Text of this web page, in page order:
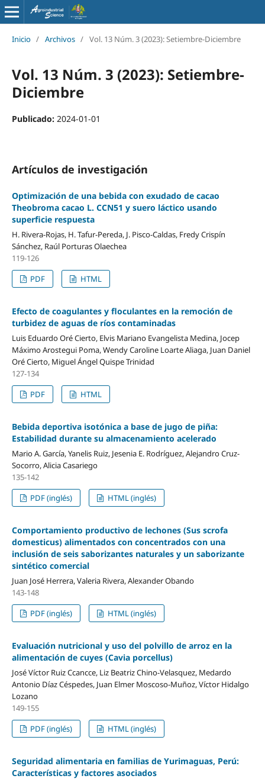
Inicio / Archivos / Vol. 13 Núm. 3 (2023): Setiembre-Diciembre
Vol. 13 Núm. 3 (2023): Setiembre-
Diciembre
Publicado: 2024-01-01
Artículos de investigación
Optimización de una bebida con exudado de cacao
Theobroma cacao L. CCN51 y suero láctico usando
superficie respuesta
H. Rivera-Rojas, H. Tafur-Pereda, J. Pisco-Caldas, Fredy Crispín
Sánchez, Raúl Porturas Olaechea
119-126
PDF
HTML
Efecto de coagulantes y floculantes en la remoción de
turbidez de aguas de ríos contaminadas
Luis Eduardo Oré Cierto, Elvis Mariano Evangelista Medina, Jocep
Máximo Arostegui Poma, Wendy Caroline Loarte Aliaga, Juan Daniel
Oré Cierto, Miguel Ángel Quispe Trinidad
127-134
PDF
HTML
Bebida deportiva isotónica a base de jugo de piña:
Estabilidad durante su almacenamiento acelerado
Mario A. García, Yanelis Ruiz, Jesenia E. Rodríguez, Alejandro Cruz-
Socorro, Alicia Casariego
135-142
PDF (inglés)
HTML (inglés)
Comportamiento productivo de lechones (Sus scrofa
domesticus) alimentados con concentrados con una
inclusión de seis saborizantes naturales y un saborizante
sintético comercial
Juan José Herrera, Valeria Rivera, Alexander Obando
143-148
PDF (inglés)
HTML (inglés)
Evaluación nutricional y uso del polvillo de arroz en la
alimentación de cuyes (Cavia porcellus)
José Víctor Ruiz Ccancce, Liz Beatriz Chino-Velasquez, Medardo
Antonio Díaz Céspedes, Juan Elmer Moscoso-Muñoz, Víctor Hidalgo
Lozano
149-155
PDF (inglés)
HTML (inglés)
Seguridad alimentaria en familias de Yurimaguas, Perú:
Características y factores asociados